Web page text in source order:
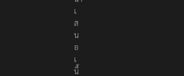
เ
ส
น
อ
เ
นื้